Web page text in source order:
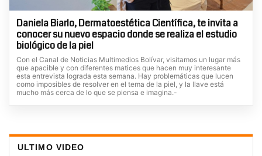
Daniela Biarlo, Dermatoestética Científica, te invita a
conocer su nuevo espacio donde se realiza el estudio
biológico de la piel
Con el Canal de Noticias Multimedios Bolívar, visitamos un lugar más
que apacible y con diferentes matices que hacen muy interesante
esta entrevista lograda esta semana. Hay problemáticas que lucen
como imposibles de resolver en el tema de la piel, y la llave está
mucho más cerca de lo que se piensa e imagina.-
ULTIMO VIDEO